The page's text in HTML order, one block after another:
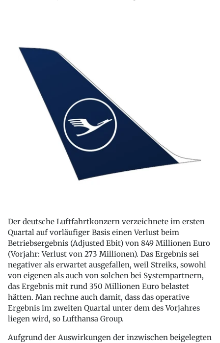
Der deutsche Luftfahrtkonzern verzeichnete im ersten
Quartal auf vorläufiger Basis einen Verlust beim
Betriebsergebnis (Adjusted Ebit) von 849 Millionen Euro
(Vorjahr: Verlust von 273 Millionen). Das Ergebnis sei
negativer als erwartet ausgefallen, weil Streiks, sowohl
von eigenen als auch von solchen bei Systempartnern,
das Ergebnis mit rund 350 Millionen Euro belastet
hätten. Man rechne auch damit, dass das operative
Ergebnis im zweiten Quartal unter dem des Vorjahres
liegen wird, so Lufthansa Group.
Aufgrund der Auswirkungen der inzwischen beigelegten